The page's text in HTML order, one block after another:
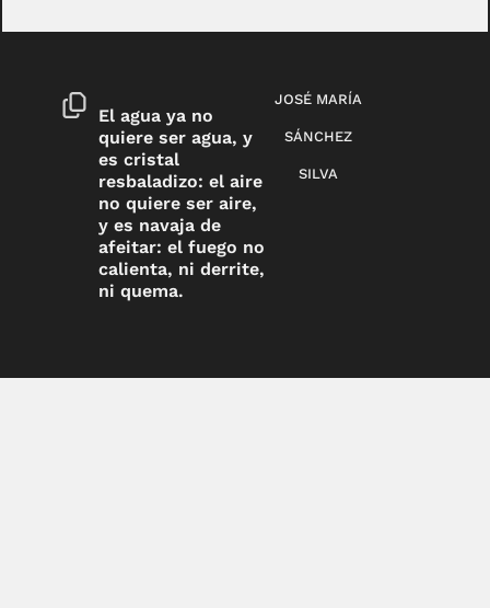
El agua ya no
quiere ser agua, y
es cristal
resbaladizo: el aire
no quiere ser aire,
y es navaja de
afeitar: el fuego no
calienta, ni derrite,
ni quema.
JOSÉ MARÍA
SÁNCHEZ
SILVA